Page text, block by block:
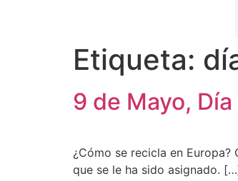
Etiqueta:
9 de Mayo,
¿Cómo se recicla en
que se le ha sido asignado.